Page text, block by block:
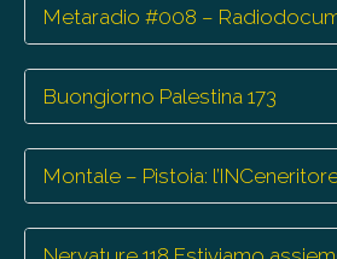
Metaradio #008 –
Buongiorno Palestina 173
Montale – Pistoia: